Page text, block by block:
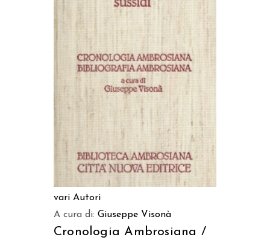
AGGIUNGI AL CARRELLO
vari Autori
A cura di: Giuseppe Visonà
Cronologia Ambrosiana /